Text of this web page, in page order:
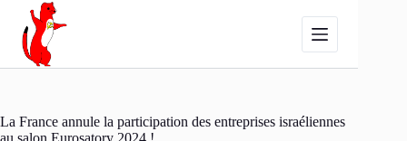
Passer
contenu
La France annule la participation des entreprises israéliennes
au salon Eurosatory 2024 !